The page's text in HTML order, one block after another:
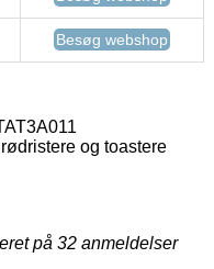
Besøg webshop
og toastere
på 32 anmeldelser